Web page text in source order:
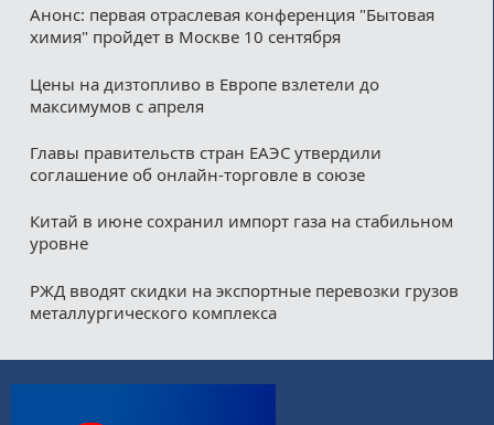
Анонс: первая отраслевая конференция "Бытовая
химия" пройдет в Москве 10 сентября
Цены на дизтопливо в Европе взлетели до
максимумов с апреля
Главы правительств стран ЕАЭС утвердили
соглашение об онлайн-торговле в союзе
Китай в июне сохранил импорт газа на стабильном
уровне
РЖД вводят скидки на экспортные перевозки грузов
металлургического комплекса